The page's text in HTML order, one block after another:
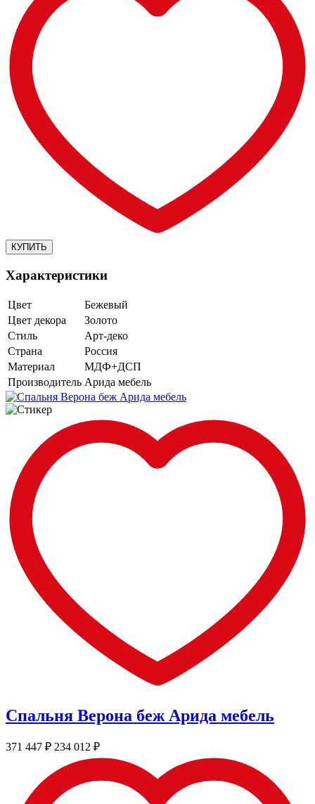
Характеристики
Цвет
Бежевый
Цвет декора
Золото
Стиль
Арт-деко
Страна
Россия
Материал
МДФ+ДСП
Производитель Арида мебель
Спальня Верона беж Арида мебель
371 447 ₽ 234 012 ₽